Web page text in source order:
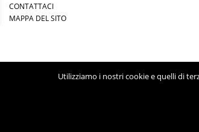
Utilizziamo i nostri cookie e quelli di
CONTATTACI
MAPPA DEL SITO